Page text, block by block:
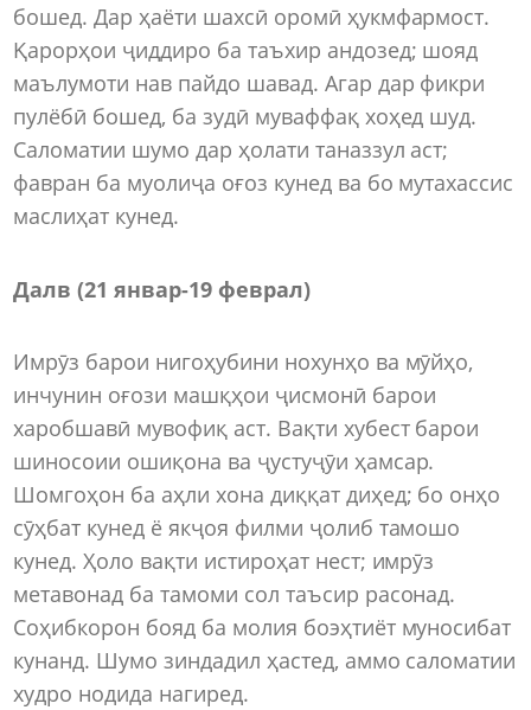
бошед. Дар ҳаёти шахсӣ оромӣ ҳукмфармост.
Қарорҳои ҷиддиро ба таъхир андозед; шояд
маълумоти нав пайдо шавад. Агар дар фикри
пулёбӣ бошед, ба зудӣ муваффақ хоҳед шуд.
Саломатии шумо дар ҳолати таназзул аст;
фавран ба муолиҷа оғоз кунед ва бо мутахассис
маслиҳат кунед.
Далв (21 январ-19 феврал)
Имрӯз барои нигоҳубини нохунҳо ва мӯйҳо,
инчунин оғози машқҳои ҷисмонӣ барои
харобшавӣ мувофиқ аст. Вақти хубест барои
шиносоии ошиқона ва ҷустуҷӯи ҳамсар.
Шомгоҳон ба аҳли хона диққат диҳед; бо онҳо
сӯҳбат кунед ё якҷоя филми ҷолиб тамошо
кунед. Ҳоло вақти истироҳат нест; имрӯз
метавонад ба тамоми сол таъсир расонад.
Соҳибкорон бояд ба молия боэҳтиёт муносибат
кунанд. Шумо зиндадил ҳастед, аммо саломатии
худро нодида нагиред.